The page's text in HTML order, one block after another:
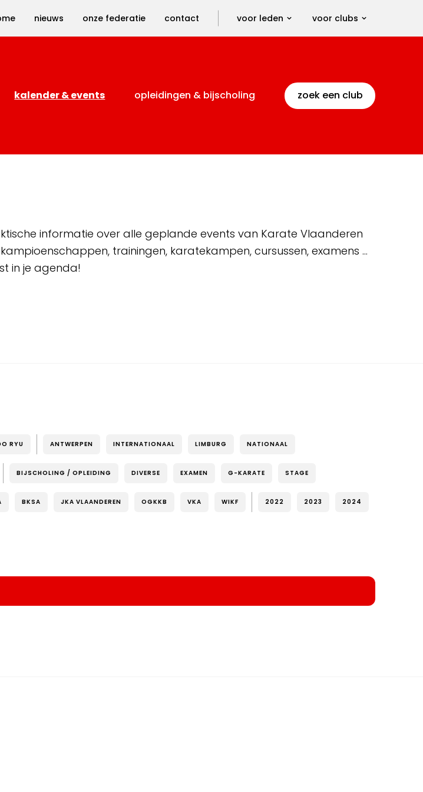
nieuws onze federatie contact voor leden voor clubs
kalender & events opleidingen & bijscholing zoek een club
informatie over alle geplande events van Karate Vlaanderen
trainingen, karatekampen, cursussen, examens …
in je agenda!
RYU ANTWERPEN INTERNATIONAAL LIMBURG NATIONAAL
BIJSCHOLING / OPLEIDING DIVERSE EXAMEN G-KARATE STAGE
BKSA JKA VLAANDEREN OGKKB VKA WIKF 2022 2023 2024